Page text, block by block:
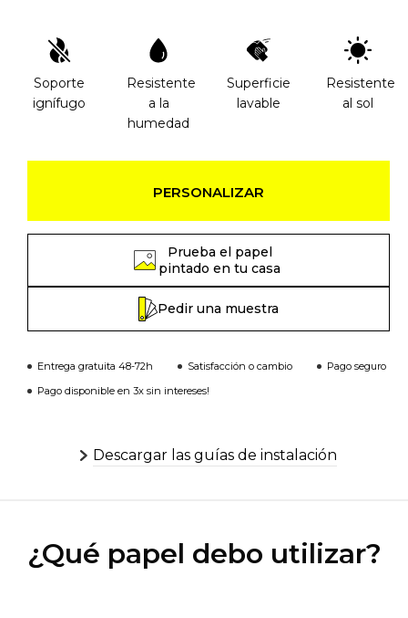
Soporte
ignífugo
Resistente
a la
humedad
Superficie
lavable
Resistente
al sol
PERSONALIZAR
Prueba el papel
pintado en tu casa
Pedir una muestra
Entrega gratuita 48-72h Satisfacción o cambio
Pago seguro
Pago disponible en 3x sin intereses!
Descargar las guías de instalación
¿Qué papel debo utilizar?